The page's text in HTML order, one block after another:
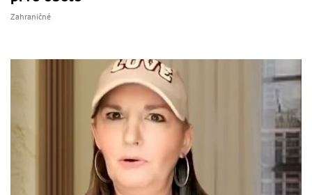
Zahraničné